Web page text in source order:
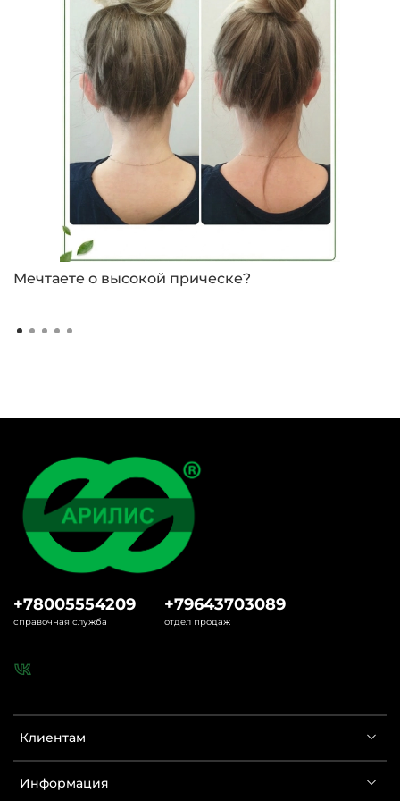
Мечтаете о высокой прическе?
Клиентам
Информация
+78005554209
справочная служба
+79643703089
отдел продаж